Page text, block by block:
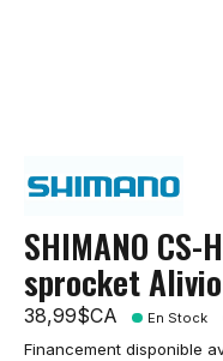
SHIMANO CS-
sprocket
38,99$CA En Stock
Financement disponible